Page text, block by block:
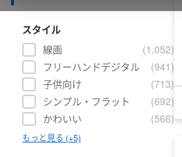
スタイル
線画
(1,052)
フリーハンドデジタル
(941 )
子供向け
(713)
シンプル・フラット
(692)
かわいい
(566)
もっと見る (+5)